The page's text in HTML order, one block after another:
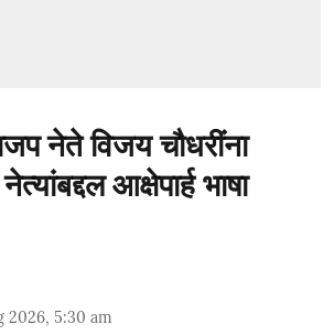
नेते विजय चौधरींना
आक्षेपार्ह भाषा
2026, 5:30 am